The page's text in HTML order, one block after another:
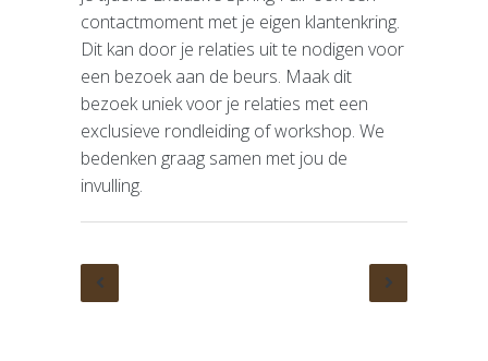
Plattegrond
Aanvraag voor deelname
Partners
Marketing Partnership
Organisatie
Organisatie
Wie is wie
Algemene Voorwaarden
Privacybeleid
contactmoment met je eigen klantenkring.
Dit kan door je relaties uit te nodigen voor
een bezoek aan de beurs. Maak dit
bezoek uniek voor je relaties met een
exclusieve rondleiding of workshop. We
bedenken graag samen met jou de
invulling.